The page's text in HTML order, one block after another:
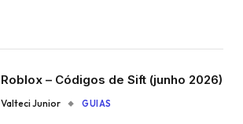
Roblox – Códigos de Sift (junho 2026)
Valteci Junior GUIAS